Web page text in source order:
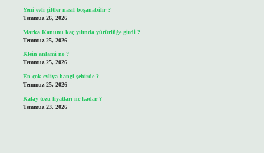
Yeni evli çiftler nasıl boşanabilir ?
Temmuz 26, 2026
Marka Kanunu kaç yılında yürürlüğe girdi ?
Temmuz 25, 2026
Klein anlami ne ?
Temmuz 25, 2026
En çok evliya hangi şehirde ?
Temmuz 25, 2026
Kalay tozu fiyatları ne kadar ?
Temmuz 23, 2026